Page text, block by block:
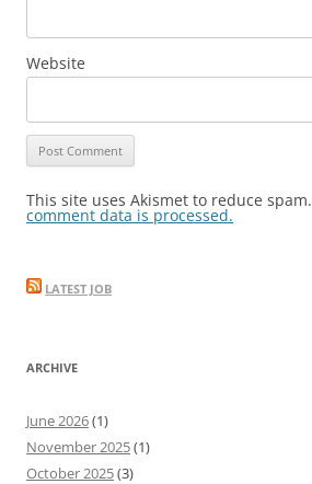
Website
This site uses Akismet to reduce spam.
comment data is processed.
LATEST JOB
ARCHIVE
June 2026(1)
November 2025(1)
October 2025(3)